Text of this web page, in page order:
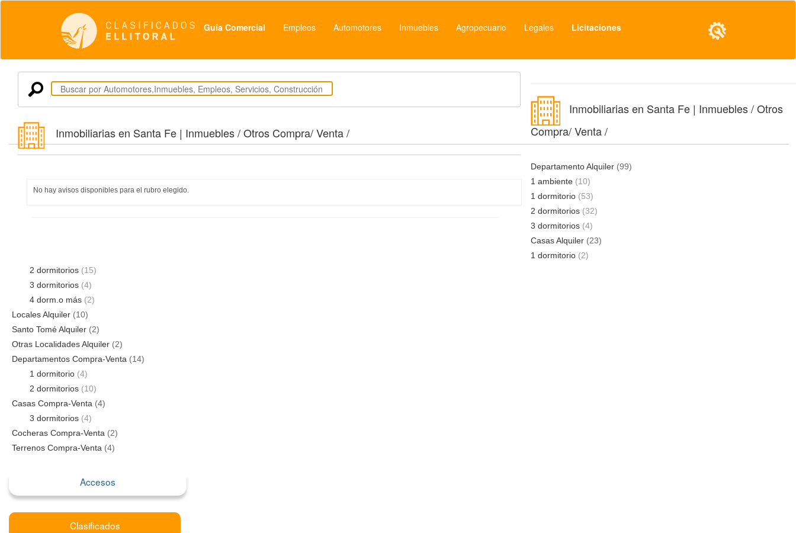
Guía Comercial Empleos Automotores Inmuebles Agropecuario Legales Licitaciones
Inmobiliarias en Santa Fe | Inmuebles / Otros Compra/ Venta /
No hay avisos disponibles para el rubro elegido.
Inmobiliarias en Santa Fe | Inmuebles / Otros
Compra/ Venta /
Departamento Alquiler (99)
1 ambiente (10)
1 dormitorio (53)
2 dormitorios (32)
3 dormitorios (4)
Casas Alquiler (23)
1 dormitorio (2)
2 dormitorios (15)
3 dormitorios (4)
4 dorm.o más (2)
Locales Alquiler (10)
Santo Tomé Alquiler (2)
Otras Localidades Alquiler (2)
Departamentos Compra-Venta (14)
1 dormitorio (4)
2 dormitorios (10)
Casas Compra-Venta (4)
3 dormitorios (4)
Cocheras Compra-Venta (2)
Terrenos Compra-Venta (4)
Accesos
Clasificados